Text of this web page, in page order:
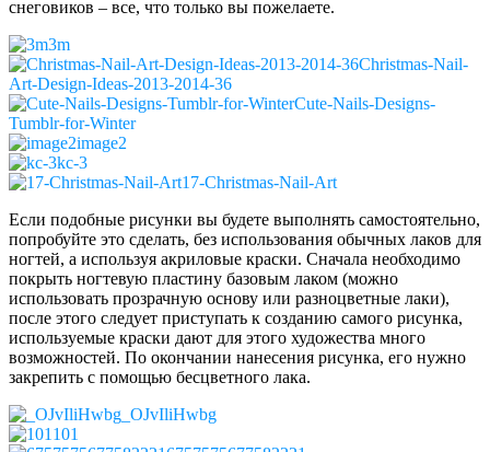
снеговиков – все, что только вы пожелаете.
3m
Christmas-Nail-
Art-Design-Ideas-2013-2014-36
Cute-Nails-Designs-
Tumblr-for-Winter
image2
kc-3
17-Christmas-Nail-Art
Если подобные рисунки вы будете выполнять самостоятельно,
попробуйте это сделать, без использования обычных лаков для
ногтей, а используя акриловые краски. Сначала необходимо
покрыть ногтевую пластину базовым лаком (можно
использовать прозрачную основу или разноцветные лаки),
после этого следует приступать к созданию самого рисунка,
используемые краски дают для этого художества много
возможностей. По окончании нанесения рисунка, его нужно
закрепить с помощью бесцветного лака.
_OJvIliHwbg
101